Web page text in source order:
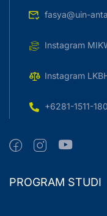
fasya@uin-
Instagram
Instagram
+6281-1511-
PROGRAM STUDI